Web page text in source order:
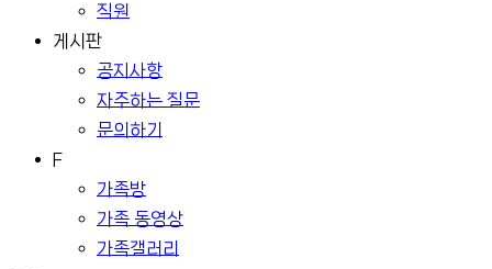
직원
게시판
공지사항
자주하는 질문
문의하기
F
가족방
가족 동영상
가족갤러리